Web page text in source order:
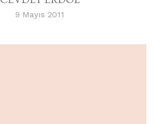
9 Mayıs 2011